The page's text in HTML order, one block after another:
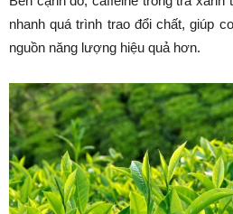
nhanh quá trình trao đổi chất, giúp
nguồn năng lượng hiệu quả hơn.